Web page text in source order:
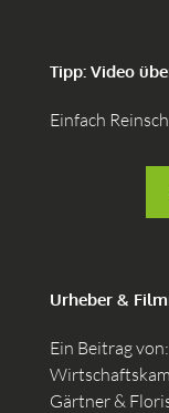
Tipp: Video
Einfach
Urheber &
Ein Beitrag von:
Gärtner &